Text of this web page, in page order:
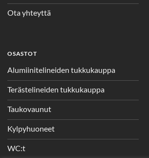
Ota yhteyttä
OSASTOT
Alumiinitelineiden tukkukauppa
Terästelineiden tukkukauppa
Taukovaunut
Kylpyhuoneet
WC:t